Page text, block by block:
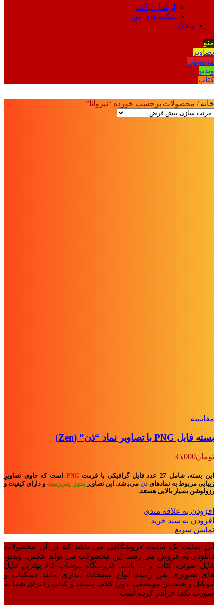
ارسال تیکت
تیکت های من
وبلاگ
منو
تصاویر
موسیقی
ویدیو
کتاب
خانه/ محصولات برچسب خورده “نیروانا”
مقايسه
بسته فایل PNG با تصاویر نماد “ذن” (Zen)
تومان35,000
این بسته، شامل 27 عدد فایل گرافیکی با فرمت PNG
است که حاوی تصاویرِ
زیبایی مربوط به نمادهای ذن می‌باشد. این تصاویر بدون پس‌زمینه و دارای کیفیت و
رزولوشن بسیار بالایی هستند.
افزودن به علاقه مندی
افزودن به سبد خرید
نمایش سریع
این سایت یک سایت فروشگاهی می باشد که در آن محصولات
دانلودی به فروش می رسد. این محصولات می تواند عکس، ویدیو،
فایل صوتی، کتاب و … باشد. فروشگاه نیوشاپ کالا بهترین فایل
های تصویری پس زمینه انواع صفحات دیداری مانند دسکتاپ و
موبایل و همچنین موسیقی بدون کلام، مستند و کتاب را برای شما به
صورت یکجا فراهم کرده است.